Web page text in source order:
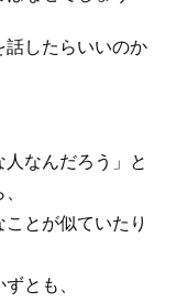
したらいいのか
なんだろう」と
とが似ていたり
とも、